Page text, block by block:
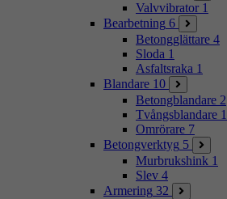
Valvvibrator 1
Bearbetning 6
Betongglättare 4
Sloda 1
Asfaltsraka 1
Blandare 10
Betongblandare 2
Tvångsblandare 1
Omrörare 7
Betongverktyg 5
Murbrukshink 1
Slev 4
Armering 32